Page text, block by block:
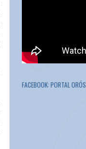
FACEBOOK: PORTAL ORÓS